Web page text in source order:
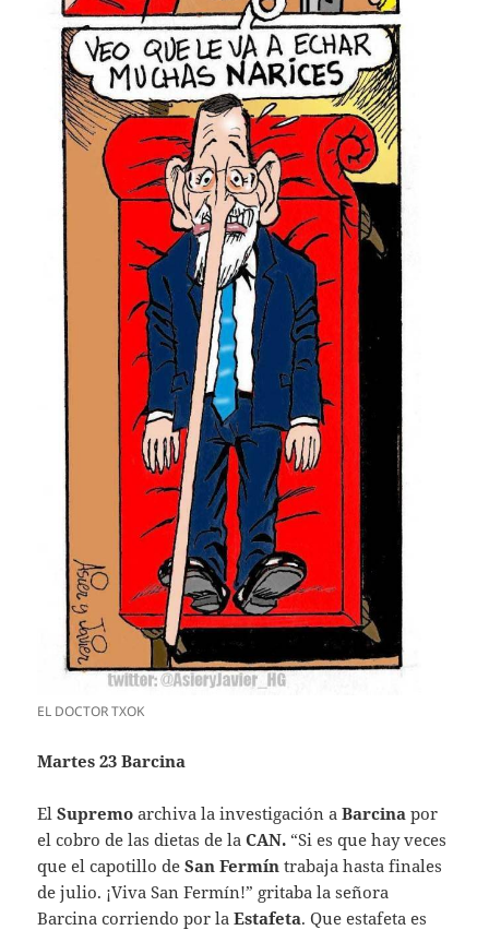
EL DOCTOR TXOK
Martes 23 Barcina
ElSupremo archiva la investigación aBarcina por
el cobro de las dietas de laCAN. “Si es que hay veces
que el capotillo deSan Fermín trabaja hasta finales
de julio. ¡Viva San Fermín!” gritaba la señora
Barcina corriendo por laEstafeta. Que estafeta es